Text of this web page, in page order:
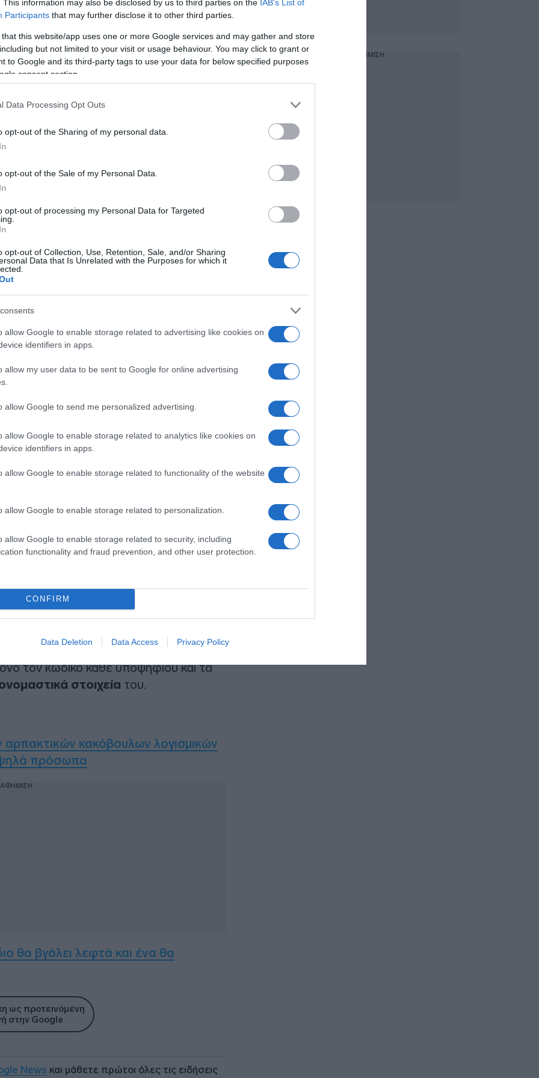
This information may also be disclosed by us to third parties on the IAB’s List of
Participants that may further disclose it to other third parties.
that this website/app uses one or more Google services and may gather and store
but not limited to your visit or usage behaviour. You may click to grant or
to Google and its third-party tags to use your data for below specified purposes
consent section.
Data Processing Opt Outs
opt-out of the Sharing of my personal data.
opt-out of the Sale of my Personal Data.
opt-out of processing my Personal Data for Targeted
opt-out of Collection, Use, Retention, Sale, and/or Sharing
Data that Is Unrelated with the Purposes for which it
allow Google to enable storage related to advertising like cookies on
identifiers in apps.
allow my user data to be sent to Google for online advertising
allow Google to send me personalized advertising.
allow Google to enable storage related to analytics like cookies on
identifiers in apps.
allow Google to enable storage related to functionality of the website
allow Google to enable storage related to personalization.
allow Google to enable storage related to security, including
functionality and fraud prevention, and other user protection.
CONFIRM
Data Deletion Data Access Privacy Policy
αυτό ανακοινώνονται τα
στην Τριτοβάθμια Εκπαίδευση,
– ΕΠΑΛκαι μέσω της ειδικής
καθώς και τα αποτελέσματα
ΙΕΚ, μέσω του παράλληλου
του 2022 πρέπει να συνδεθεί
σχολών η οποία τον ενδιαφέρει
αυτές τις σχολές. Μία από αυτές τις
Επαγγελματικής Κατάρτισης
Παιδείας και Θρησκευμάτων, οι
ΙΕΚ μπορούν να συνδεθούν στην
που έλαβε ο καθένας τους κατά τη
σύνδεσμος
με μια λίστα με
τον κωδικό κάθε υποψηφίου και τα
στοιχεία του.
κακόβουλων λογισμικών
πρόσωπα
θα βγάλει λεφτά και ένα θα
ως προτεινόμενη
στην Google
News και μάθετε πρώτοι όλες τις ειδήσεις
ΔΙΑΦΗΜΙΣΗ